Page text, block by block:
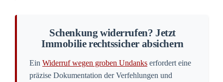
schneller Sieg, aber menschlich beginnt
danach oft die härteste Phase.Bis das
endgültige Rückübertragung rechtskräftig
abgeschlossen ist, vergehen vor Gericht oft